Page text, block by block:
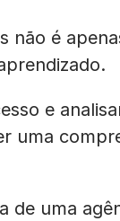
não é
e
uma
de uma